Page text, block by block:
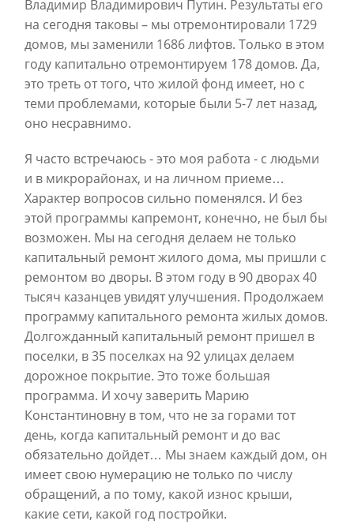
Владимир Владимирович Путин. Результаты его
на сегодня таковы – мы отремонтировали 1729
домов, мы заменили 1686 лифтов. Только в этом
году капитально отремонтируем 178 домов. Да,
это треть от того, что жилой фонд имеет, но с
теми проблемами, которые были 5-7 лет назад,
оно несравнимо.
Я часто встречаюсь - это моя работа - с людьми
и в микрорайонах, и на личном приеме…
Характер вопросов сильно поменялся. И без
этой программы капремонт, конечно, не был бы
возможен. Мы на сегодня делаем не только
капитальный ремонт жилого дома, мы пришли с
ремонтом во дворы. В этом году в 90 дворах 40
тысяч казанцев увидят улучшения. Продолжаем
программу капитального ремонта жилых домов.
Долгожданный капитальный ремонт пришел в
поселки, в 35 поселках на 92 улицах делаем
дорожное покрытие. Это тоже большая
программа. И хочу заверить Марию
Константиновну в том, что не за горами тот
день, когда капитальный ремонт и до вас
обязательно дойдет… Мы знаем каждый дом, он
имеет свою нумерацию не только по числу
обращений, а по тому, какой износ крыши,
какие сети, какой год постройки.